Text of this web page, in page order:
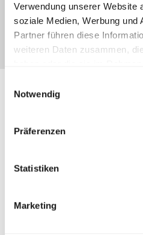
Verwendung unserer Website
soziale Medien, Werbung und
Partner führen diese
weiteren Daten zusammen,
Notwendig
Präferenzen
Statistiken
Marketing
Studio Axel Mühl
Wir liefern nicht nur
bevor es kritisch wird.